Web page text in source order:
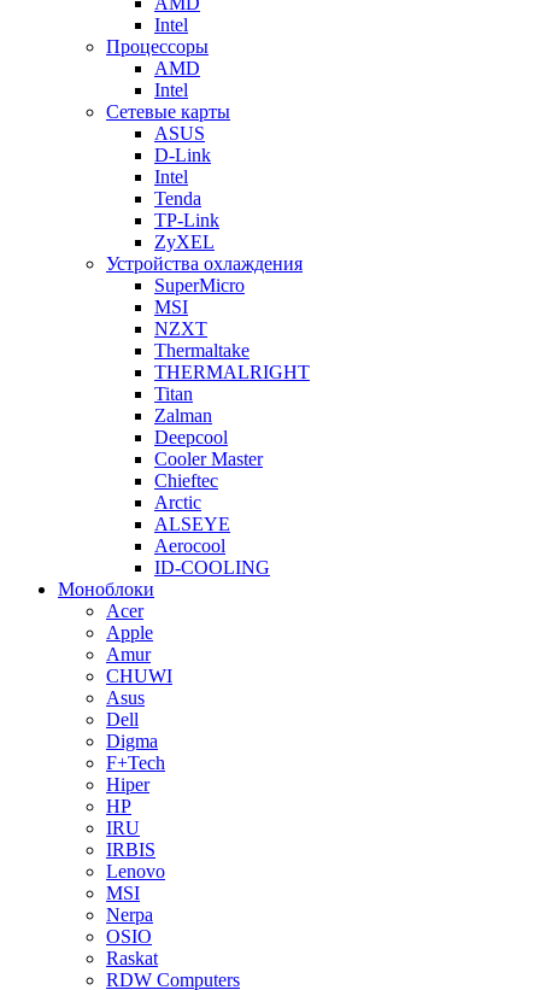
Intel
Процессоры
AMD
Intel
Сетевые карты
ASUS
D-Link
Intel
Tenda
TP-Link
ZyXEL
Устройства охлаждения
SuperMicro
MSI
NZXT
Thermaltake
THERMALRIGHT
Titan
Zalman
Deepcool
Cooler Master
Chieftec
Arctic
ALSEYE
Aerocool
ID-COOLING
Моноблоки
Acer
Apple
Amur
CHUWI
Asus
Dell
Digma
F+Tech
Hiper
HP
IRU
IRBIS
Lenovo
MSI
Nerpa
OSIO
Raskat
RDW Computers